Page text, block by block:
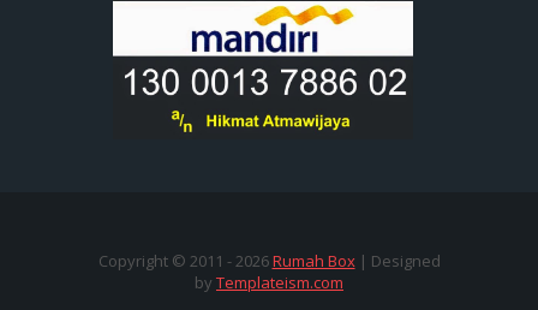
Copyright © 2011 -2026Rumah Box| Designed
by Templateism.com